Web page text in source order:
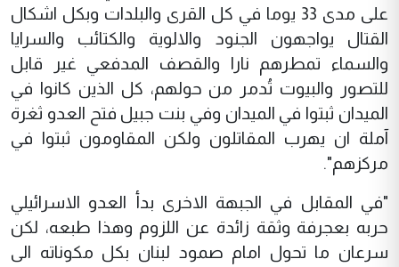
على مدى 33 يوما في كل القرى والبلدات وبكل اشكال
القتال يواجهون الجنود والالوية والكتائب والسرايا
والسماء تمطرهم نارا والقصف المدفعي غير قابل
للتصور والبيوت تُدمر من حولهم، كل الذين كانوا في
الميدان ثبتوا في الميدان وفي بنت جبيل فتح العدو ثغرة
آملة ان يهرب المقاتلون ولكن المقاومون ثبتوا في
مركزهم".
"في المقابل في الجبهة الاخرى بدأ العدو الاسرائيلي
حربه بعجرفة وثقة زائدة عن اللزوم وهذا طبعه، لكن
سرعان ما تحول امام صمود لبنان بكل مكوناته الى